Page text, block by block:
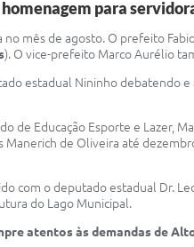
para
mês de agosto. O prefeito
). O vice-prefeito Marco Aurélio
estadual Nininho debatendo
de Educação Esporte e Lazer,
Manerich de Oliveira até
com o deputado estadual Dr.
do Lago Municipal.
atentos às demandas de